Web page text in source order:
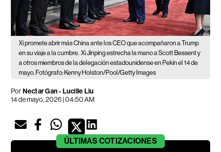
Xi promete abrir más China ante los CEO que acompañaron a Trump
en su viaje a la cumbre. Xi Jinping estrecha la mano a Scott Bessent y
a otros miembros de la delegación estadounidense en Pekín el 14 de
mayo. Fotógrafo: Kenny Holston/Pool/Getty Images
PorNectar Gan - Lucille Liu
14 de mayo, 2026 | 04:50 AM
ÚLTIMAS COTIZACIONES